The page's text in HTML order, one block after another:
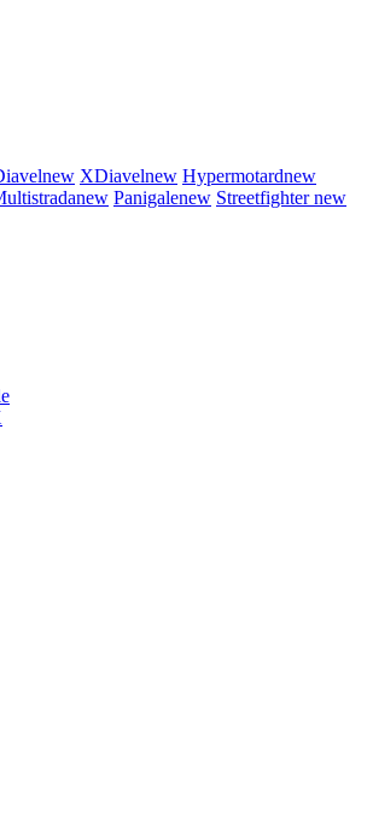
new XDiavelnew Hypermotardnew
new Panigalenew Streetfighternew